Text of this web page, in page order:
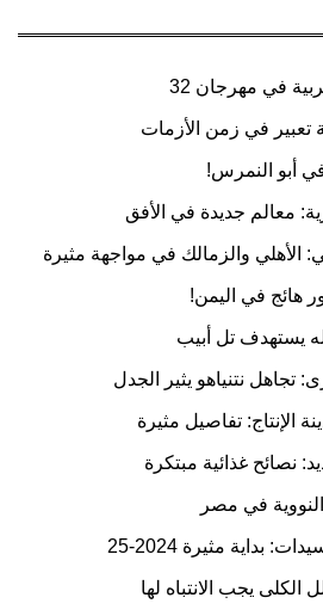
في مهرجان 32
تعبير في زمن الأزمات
أبو النمرس!
معالم جديدة في الأفق
الأهلي والزمالك في مواجهة مثيرة
هائج في اليمن!
يستهدف تل أبيب
نتنياهو يثير الجدل
الإنتاج: تفاصيل مثيرة
نصائح غذائية مبتكرة
في مصر
بداية مثيرة 2024-25
الكلى يجب الانتباه لها